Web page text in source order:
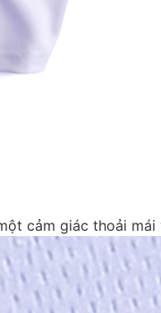
cảm giác thoải mái